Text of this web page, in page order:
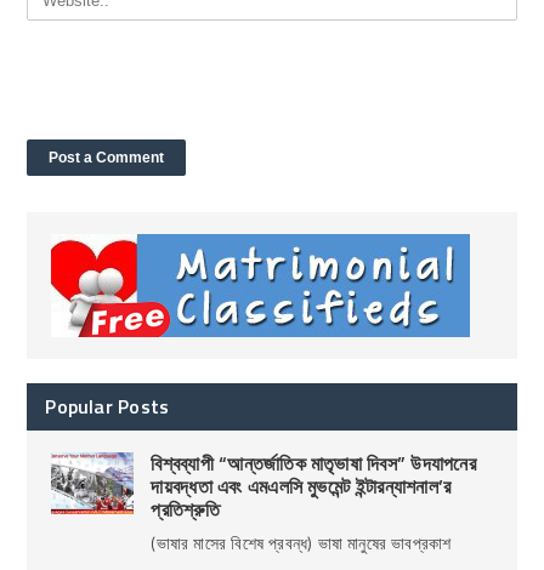
Popular Posts
বিশ্বব্যাপী “আন্তর্জাতিক মাতৃভাষা দিবস” উদযাপনের
দায়বদ্ধতা এবং এমএলসি মুভমেন্ট ইন্টারন্যাশনাল’র
প্রতিশ্রুতি
(ভাষার মাসের বিশেষ প্রবন্ধ) ভাষা মানুষের ভাবপ্রকাশ